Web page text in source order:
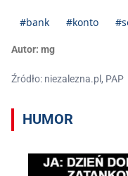
#bank #konto
Autor: mg
Źródło: niezalezna.pl, PAP
HUMOR